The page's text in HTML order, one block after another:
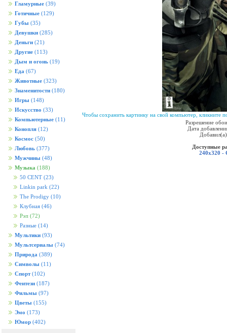
Гламурные (39)
Готичные (129)
Губы (35)
Девушки (285)
Деньги (21)
Другие (113)
Дым и огонь (19)
Еда (67)
Животные (323)
Знаменитости (180)
Игры (148)
Искусство (33)
Компьютерные (11)
Конопля (12)
Космос (50)
Любовь (377)
Мужчины (48)
Музыка (188)
50 CENT (23)
Linkin park (22)
The Prodigy (10)
Клубная (46)
Рэп (72)
Разные (14)
Мультики (93)
Мультсериалы (74)
Природа (389)
Символы (11)
Спорт (102)
Фентези (187)
Фильмы (97)
Цветы (155)
Эмо (173)
Юмор (402)
Чтобы сохранить картинку на свой компьютер, кликните
Разрешение
Дата
Доступные
240x320 -